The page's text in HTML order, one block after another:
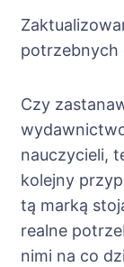
potrzebnych
Czy
nauczycieli,
kolejny
tą marką
realne
nimi na co